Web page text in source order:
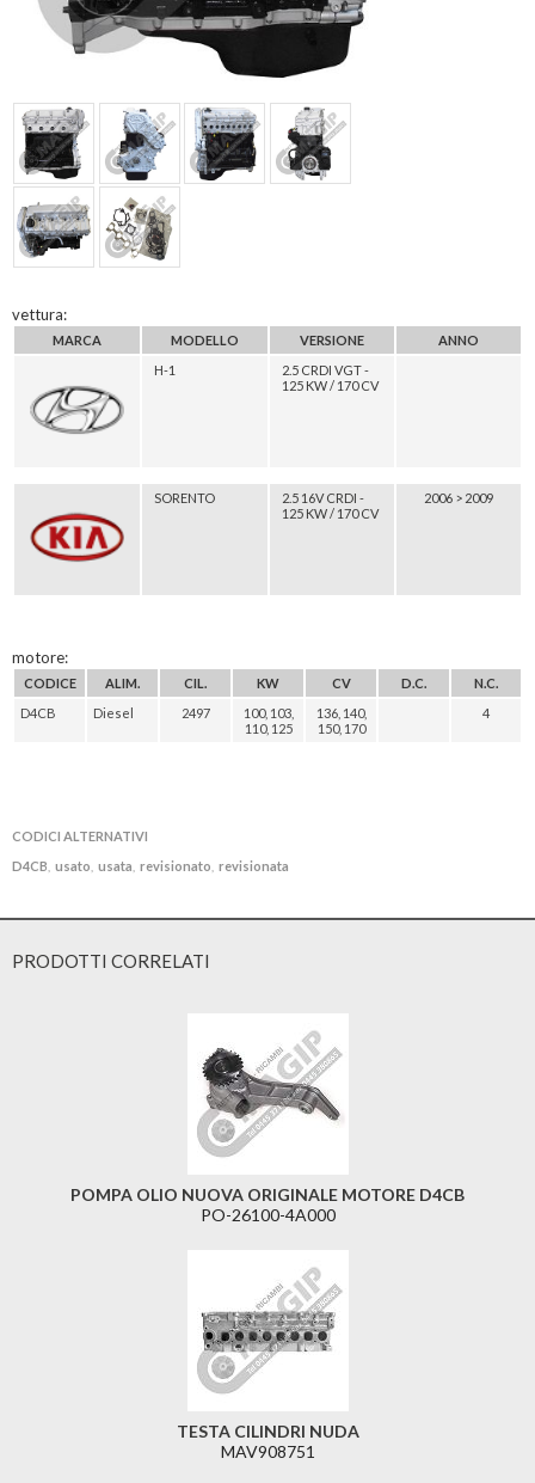
vettura:
MARCA MODELLO VERSIONE
ANNO
H-1
2.5 CRDI VGT -
125 KW / 170 CV
SORENTO
2.5 16V CRDI -
125 KW / 170 CV
2006 > 2009
motore:
CODICE ALIM. CIL. KW CV D.C.
N.C.
D4CB
Diesel 2497
100, 103,
110, 125
136, 140,
150, 170
4
CODICI ALTERNATIVI
D4CB usato usata revisionato revisionata
PRODOTTI CORRELATI
POMPA OLIO NUOVA ORIGINALE MOTORE D4CB
PO-26100-4A000
TESTA CILINDRI NUDA
MAV908751